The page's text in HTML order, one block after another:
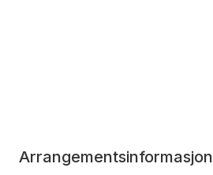
Arrangementsinformasjon